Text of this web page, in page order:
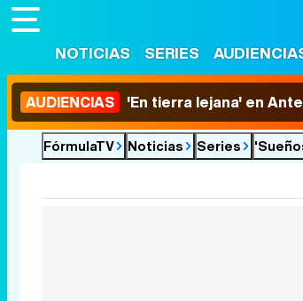
NOTICIAS SERIES
AUDIENCIAS 'En tierra lejana' en
FórmulaTV Noticias Series